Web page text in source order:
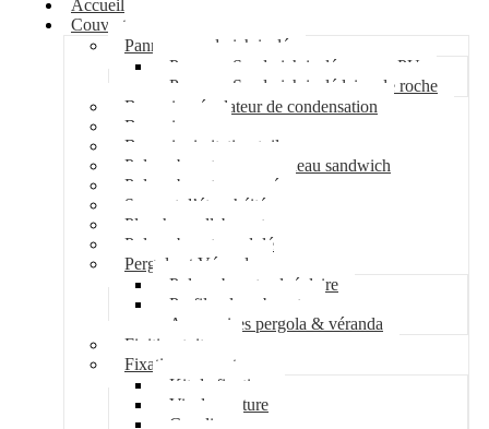
Accueil
Couverture
Panneau sandwich isolé
Panneau Sandwich isolé mousse PU
Panneau Sandwich isolé laine de roche
Bac acier régulateur de condensation
Bac acier sec
Bac acier imitation tuile
Polycarbonate pour panneau sandwich
Polycarbonate nervuré
Support d’étanchéité
Plancher collaborant
Polycarbonate ondulé
Pergola et Véranda
Polycarbonate alvéolaire
Profil polycarbonate
Accessoires pergola & véranda
Finition toiture
Fixation couverture
Kit de fixation
Vis de couture
Cavalier